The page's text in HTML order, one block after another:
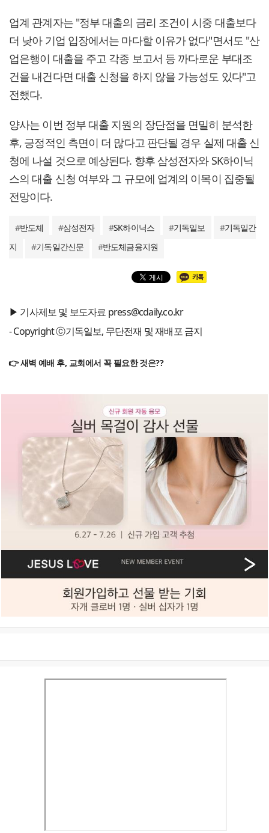
업계 관계자는 "정부 대출의 금리 조건이 시중 대출보다
더 낮아 기업 입장에서는 마다할 이유가 없다"면서도 "산
업은행이 대출을 주고 각종 보고서 등 까다로운 부대조
건을 내건다면 대출 신청을 하지 않을 가능성도 있다"고
전했다.
양사는 이번 정부 대출 지원의 장단점을 면밀히 분석한
후, 긍정적인 측면이 더 많다고 판단될 경우 실제 대출 신
청에 나설 것으로 예상된다. 향후 삼성전자와 SK하이닉
스의 대출 신청 여부와 그 규모에 업계의 이목이 집중될
전망이다.
#반도체 #삼성전자 #SK하이닉스 #기독일보 #기독일간
지
#기독일간신문 #반도체금융지원
▶ 기사제보 및 보도자료 press@cdaily.co.kr
- Copyright ⓒ기독일보, 무단전재 및 재배포 금지
👉 새벽 예배 후, 교회에서 꼭 필요한 것은??